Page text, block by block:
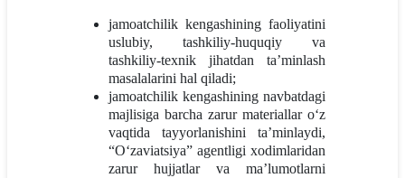
jamoatchilik kengashining faoliyatini
uslubiy, tashkiliy-huquqiy va
tashkiliy-texnik jihatdan ta’minlash
masalalarini hal qiladi;
jamoatchilik kengashining navbatdagi
majlisiga barcha zarur materiallar o‘z
vaqtida tayyorlanishini ta’minlaydi,
“O‘zaviatsiya” agentligi xodimlaridan
zarur hujjatlar va ma’lumotlarni